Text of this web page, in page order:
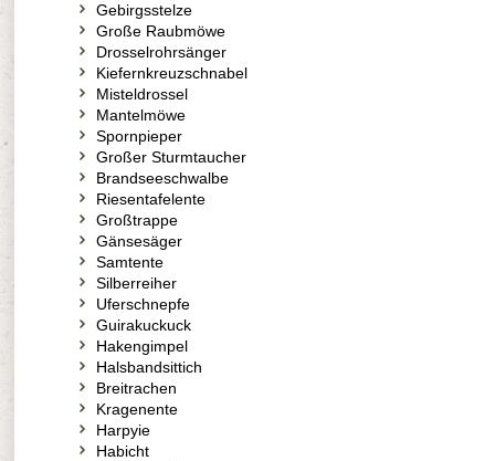
Gebirgsstelze
Große Raubmöwe
Drosselrohrsänger
Kiefernkreuzschnabel
Misteldrossel
Mantelmöwe
Spornpieper
Großer Sturmtaucher
Brandseeschwalbe
Riesentafelente
Großtrappe
Gänsesäger
Samtente
Silberreiher
Uferschnepfe
Guirakuckuck
Hakengimpel
Halsbandsittich
Breitrachen
Kragenente
Harpyie
Habicht